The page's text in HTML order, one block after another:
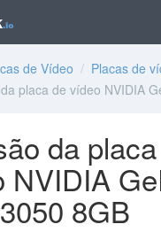
de Vídeo / Placas de
placa de vídeo NVIDIA
da
NVIDIA
8GB